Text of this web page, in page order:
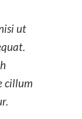
ut
cillum